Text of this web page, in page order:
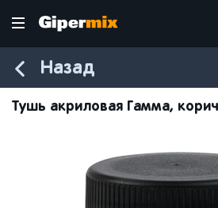
Назад
Тушь акриловая Гамма,